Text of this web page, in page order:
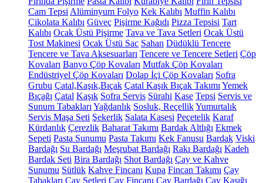
Cam Tepsi Alüminyum Folyo Kek Kalıbı Muffin Kalıbı
Çikolata Kalıbı Güveç Pişirme Kağıdı Pizza Tepsisi Tart
Kalıbı Ocak Üstü Pişirme Tava ve Tava Setleri Ocak Üstü
Tost Makinesi Ocak Üstü Sac Sahan Düdüklü Tencere
Tencere ve Tava Aksesuarları Tencere ve Tencere Setleri Çöp
Kovaları Banyo Çöp Kovaları Mutfak Çöp Kovaları
Endüstriyel Çöp Kovaları Dolap İçi Çöp Kovaları Sofra
Grubu Çatal,Kaşık,Bıçak Çatal Kaşık Bıçak Takımı Yemek
Bıçağı Çatal Kaşık Sofra Servis Sürahi Kase Tepsi Servis ve
Sunum Tabakları Yağdanlık Sosluk, ReçellikYumurtalık
Servis Maşa Seti Şekerlik Salata Kasesi Peçetelik Karaf
Kürdanlık Çerezlik Baharat Takımı Bardak Altlığı Ekmek
Sepeti Pasta Sunumu Pasta Takımı Kek Fanusu Bardak Viski
Bardağı Su Bardağı Meşrubat Bardağı Rakı Bardağı Kadeh
Bardak Seti Bira Bardağı Shot Bardağı Çay ve Kahve
Sunumu Sütlük Kahve Fincanı Kupa Fincan Takımı Çay
Tabakları Çay Setleri Çay Fincanı Çay Bardağı Çay Kaşığı